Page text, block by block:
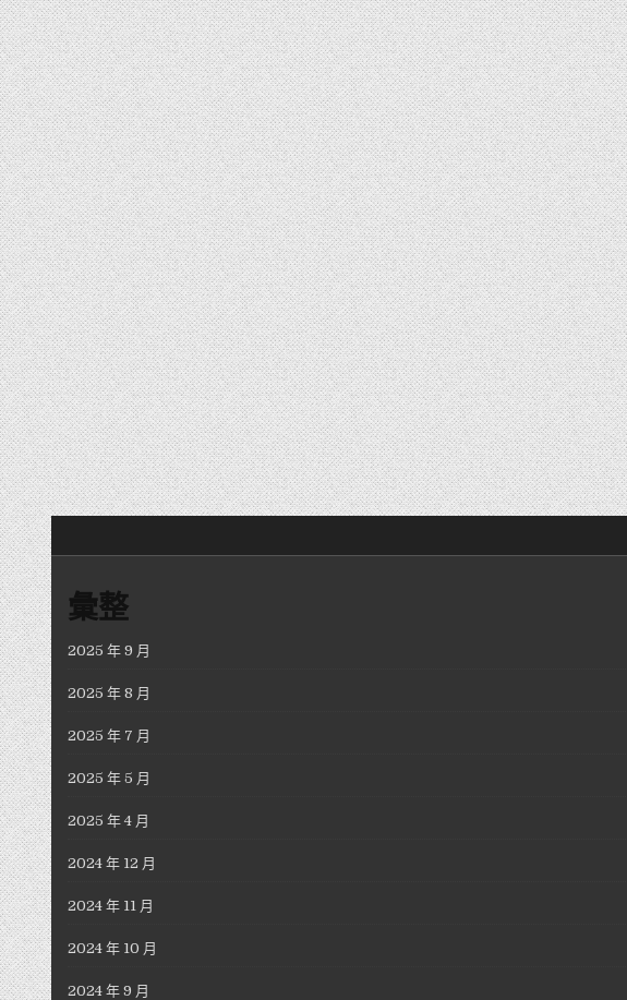
彙整
2025 年 9 月
2025 年 8 月
2025 年 7 月
2025 年 5 月
2025 年 4 月
2024 年 12 月
2024 年 11 月
2024 年 10 月
2024 年 9 月